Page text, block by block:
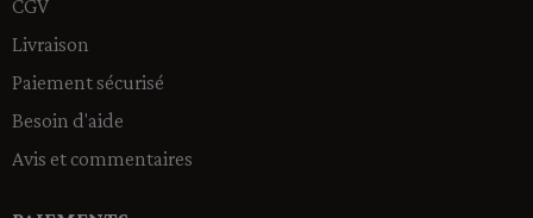
CGV
Livraison
Paiement sécurisé
Besoin d'aide
Avis et commentaires